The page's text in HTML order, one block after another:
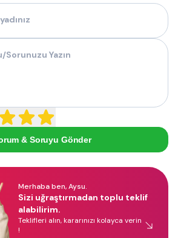
& Soruyu Gönder
Merhaba ben, Aysu.
Sizi uğraştırmadan toplu teklif
alabilirim.
Teklifleri alın, kararınızı kolayca verin
!